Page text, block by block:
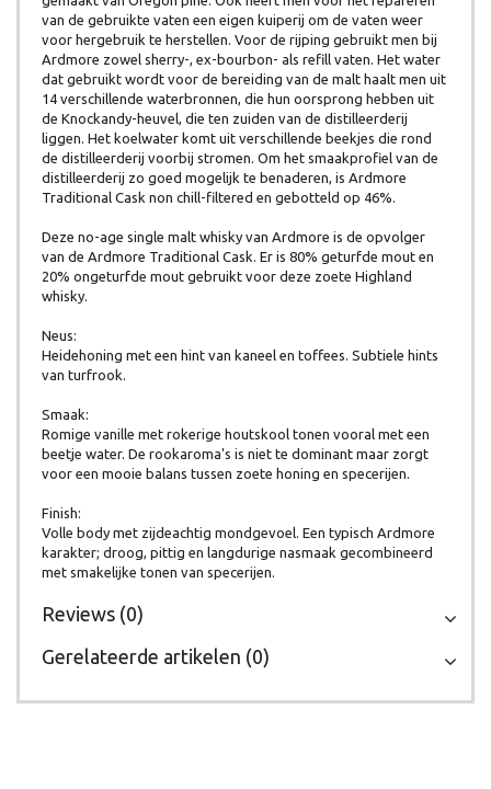
van de gebruikte vaten een eigen kuiperij om de vaten weer
voor hergebruik te herstellen. Voor de rijping gebruikt men bij
Ardmore zowel sherry-, ex-bourbon- als refill vaten. Het water
dat gebruikt wordt voor de bereiding van de malt haalt men uit
14 verschillende waterbronnen, die hun oorsprong hebben uit
de Knockandy-heuvel, die ten zuiden van de distilleerderij
liggen. Het koelwater komt uit verschillende beekjes die rond
de distilleerderij voorbij stromen. Om het smaakprofiel van de
distilleerderij zo goed mogelijk te benaderen, is Ardmore
Traditional Cask non chill-filtered en gebotteld op 46%.
Deze no-age single malt whisky van Ardmore is de opvolger
van de Ardmore Traditional Cask. Er is 80% geturfde mout en
20% ongeturfde mout gebruikt voor deze zoete Highland
whisky.
Neus:
Heidehoning met een hint van kaneel en toffees. Subtiele hints
van turfrook.
Smaak:
Romige vanille met rokerige houtskool tonen vooral met een
beetje water. De rookaroma's is niet te dominant maar zorgt
voor een mooie balans tussen zoete honing en specerijen.
Finish:
Volle body met zijdeachtig mondgevoel. Een typisch Ardmore
karakter; droog, pittig en langdurige nasmaak gecombineerd
met smakelijke tonen van specerijen.
Reviews (0)
Gerelateerde artikelen (0)